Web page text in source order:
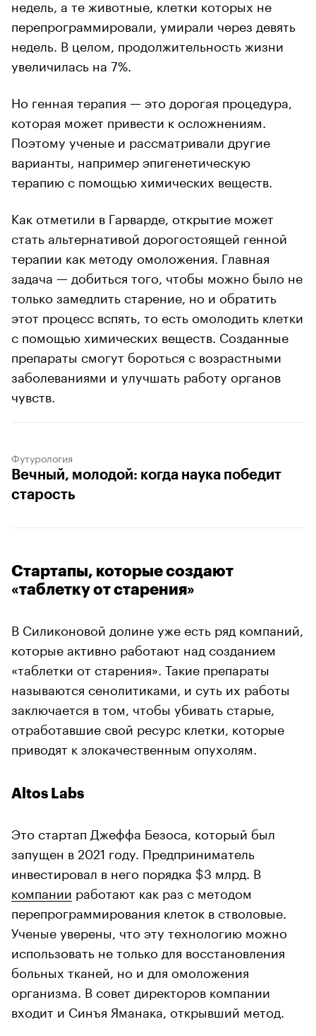
недель, а те животные, клетки которых не
перепрограммировали, умирали через девять
недель. В целом, продолжительность жизни
увеличилась на 7%.
Но генная терапия — это дорогая процедура,
которая может привести к осложнениям.
Поэтому ученые и рассматривали другие
варианты, например эпигенетическую
терапию с помощью химических веществ.
Как отметили в Гарварде, открытие может
стать альтернативой дорогостоящей генной
терапии как методу омоложения. Главная
задача — добиться того, чтобы можно было не
только замедлить старение, но и обратить
этот процесс вспять, то есть омолодить клетки
с помощью химических веществ. Созданные
препараты смогут бороться с возрастными
заболеваниями и улучшать работу органов
чувств.
Футурология
Вечный, молодой: когда наука победит
старость
Стартапы, которые создают
«таблетку от старения»
В Силиконовой долине уже есть ряд компаний,
которые активно работают над созданием
«таблетки от старения». Такие препараты
называются сенолитиками, и суть их работы
заключается в том, чтобы убивать старые,
отработавшие свой ресурс клетки, которые
приводят к злокачественным опухолям.
Altos Labs
Это стартап Джеффа Безоса, который был
запущен в 2021 году. Предприниматель
инвестировал в него порядка $3 млрд. В
компании работают как раз с методом
перепрограммирования клеток в стволовые.
Ученые уверены, что эту технологию можно
использовать не только для восстановления
больных тканей, но и для омоложения
организма. В совет директоров компании
входит и Синъя Яманака, открывший метод.